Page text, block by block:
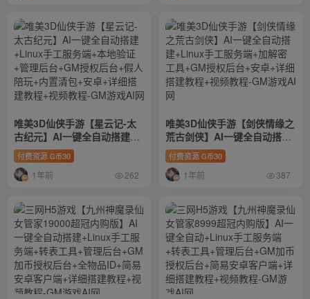
唯美3D仙侠手游【星云记-太
古纪元】AI一键全自动搭建
+Linux手工服务端+本地验证
+管理后台+GM授权后台+假人
陪玩+内置清包+安卓+详细搭
付费资源 G币30
1年前 262
唯美3D仙侠手游【剑侠情缘之
荒古剑侠】AI一键全自动搭建
+Linux手工服务端+加解密工
具+GM授权后台+安卓+详细搭
建教程+视频教程
付费资源 G币30
1年前 387